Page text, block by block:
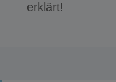
erklärt!